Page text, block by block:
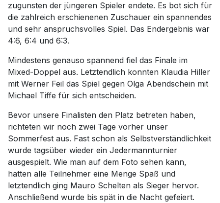
zugunsten der jüngeren Spieler endete. Es bot sich für
die zahlreich erschienenen Zuschauer ein spannendes
und sehr anspruchsvolles Spiel. Das Endergebnis war
4:6, 6:4 und 6:3.
Mindestens genauso spannend fiel das Finale im
Mixed-Doppel aus. Letztendlich konnten Klaudia Hiller
mit Werner Feil das Spiel gegen Olga Abendschein mit
Michael Tiffe für sich entscheiden.
Bevor unsere Finalisten den Platz betreten haben,
richteten wir noch zwei Tage vorher unser
Sommerfest aus. Fast schon als Selbstverständlichkeit
wurde tagsüber wieder ein Jedermannturnier
ausgespielt. Wie man auf dem Foto sehen kann,
hatten alle Teilnehmer eine Menge Spaß und
letztendlich ging Mauro Schelten als Sieger hervor.
Anschließend wurde bis spät in die Nacht gefeiert.